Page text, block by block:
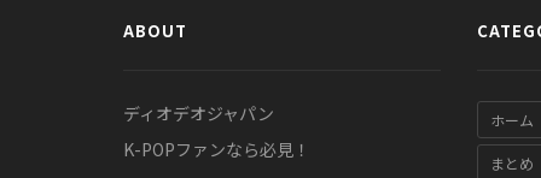
ABOUT
ディオデオジャパン
K-POPファンなら必見！
ホーム
まとめ